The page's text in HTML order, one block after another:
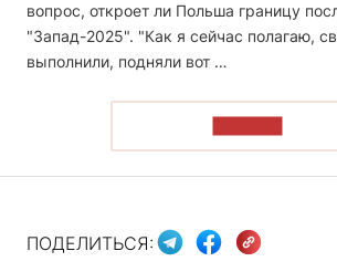
вопрос, откроет ли Польша границу
"Запад-2025". "Как я сейчас полагаю,
выполнили, подняли вот …
ПОДЕЛИТЬСЯ: